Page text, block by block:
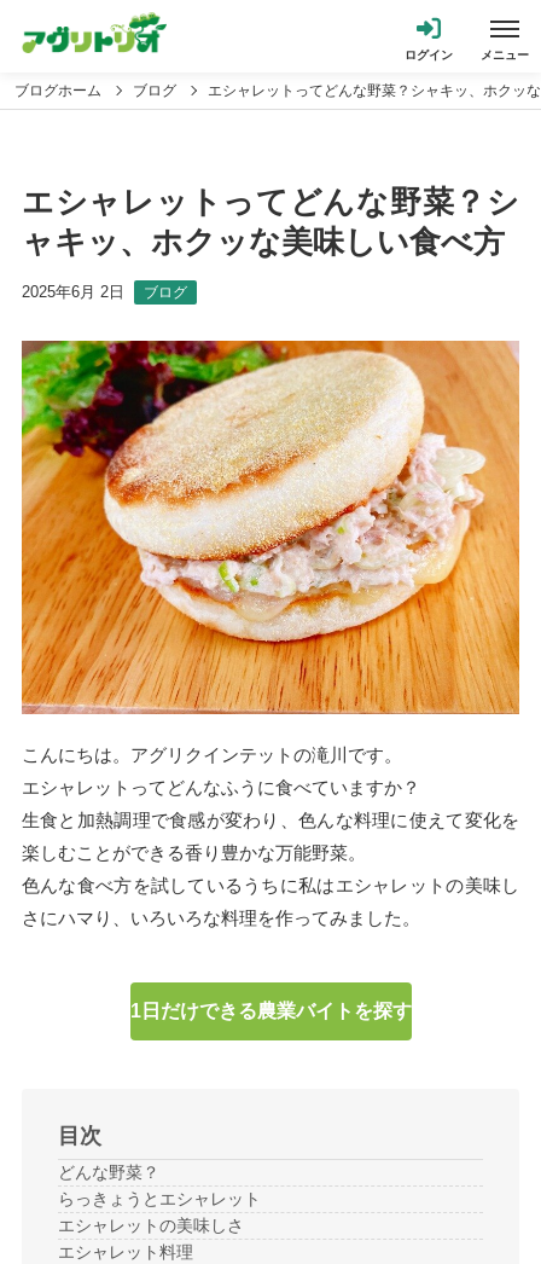
ブログホーム ブログ エシャレットってどんな野菜？シャキッ、ホクッ
エシャレットってどんな野菜？シ
ャキッ、ホクッな美味しい食べ方
2025年6月 2日 ブログ
こんにちは。アグリクインテットの滝川です。
エシャレットってどんなふうに食べていますか？
生食と加熱調理で食感が変わり、色んな料理に使えて変化を
楽しむことができる香り豊かな万能野菜。
色んな食べ方を試しているうちに私はエシャレットの美味し
さにハマり、いろいろな料理を作ってみました。
1日だけできる農業バイトを探す
目次
どんな野菜？
らっきょうとエシャレット
エシャレットの美味しさ
エシャレット料理